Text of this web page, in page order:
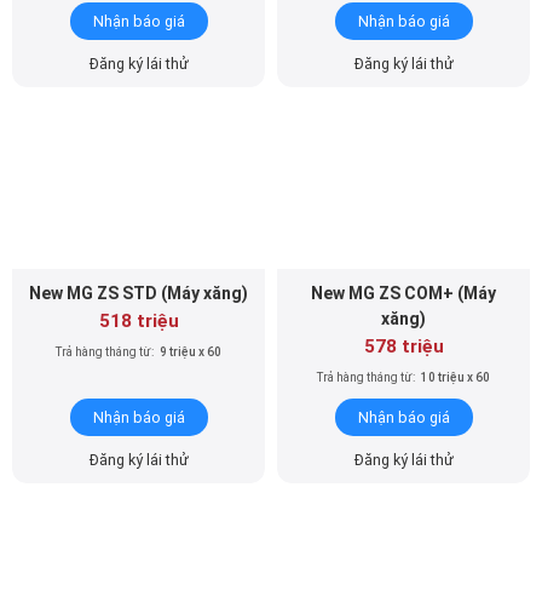
Nhận báo giá
Đăng ký lái thử
Nhận báo giá
Đăng ký lái thử
New MG ZS STD (Máy xăng)
518 triệu
Trả hàng tháng từ: 9 triệu x 60
Nhận báo giá
Đăng ký lái thử
New MG ZS COM+ (Máy
xăng)
578 triệu
Trả hàng tháng từ: 10 triệu x 60
Nhận báo giá
Đăng ký lái thử